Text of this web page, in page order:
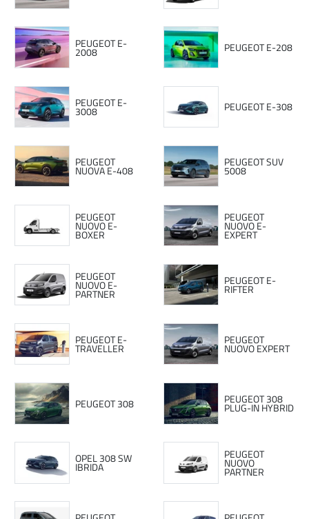
PEUGEOT E-
2008 PEUGEOT E-208
PEUGEOT E-
3008 PEUGEOT E-308
PEUGEOT
NUOVA E-408
PEUGEOT SUV
5008
PEUGEOT
NUOVO E-
BOXER
PEUGEOT
NUOVO E-
EXPERT
PEUGEOT
NUOVO E-
PARTNER
PEUGEOT E-
RIFTER
PEUGEOT E-
TRAVELLER
PEUGEOT
NUOVO EXPERT
PEUGEOT 308 PEUGEOT 308
PLUG-IN HYBRID
OPEL 308 SW
IBRIDA
PEUGEOT
NUOVO
PARTNER